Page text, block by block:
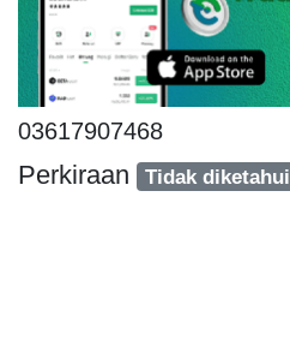
03617907468
Perkiraan Tidak diketahui